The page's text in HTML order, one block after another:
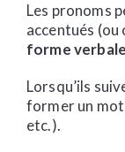
Les pronoms
accentués (ou
forme verbale
Lorsqu’ils
former un mot
etc.).